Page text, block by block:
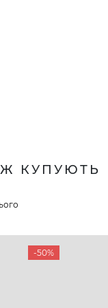
КУПУЮТЬ
-50%